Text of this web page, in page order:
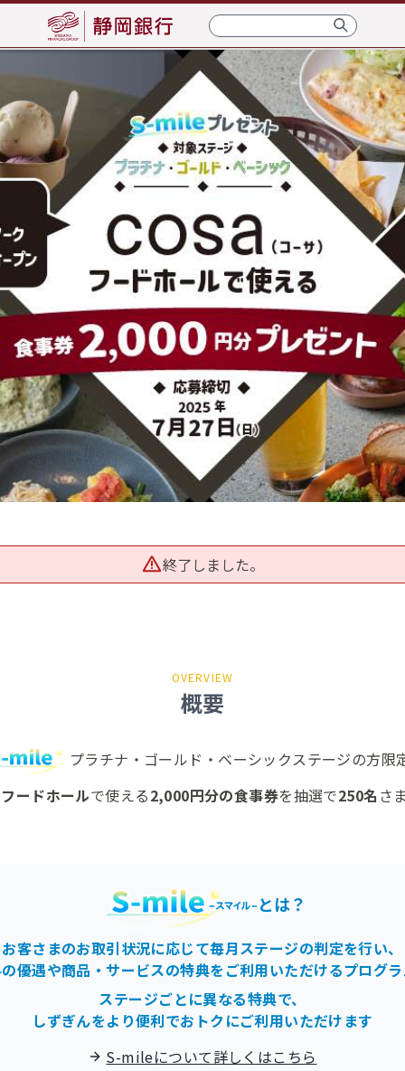
終了しました。
OVERVIEW
概要
プラチナ・ゴールド・ベーシックステージの方限
ードホールで使える2,000円分の食事券を抽選で250名 さ
とは？
お客さまのお取引状況に応じて毎月ステージの判定を行い、
優遇や商品・サービスの特典をご利用いただけるプログ
ステージごとに異なる特典で、
しずぎんをより便利でおトクにご利用いただけます
S-mileについて詳しくはこちら